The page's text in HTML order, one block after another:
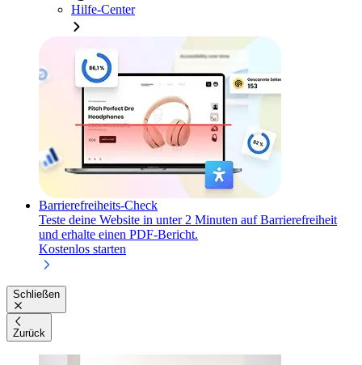
Hilfe-Center
Barrierefreiheits-Check
Teste deine Website in unter 2 Minuten auf Barrierefreiheit
und erhalte einen PDF-Bericht.
Kostenlos starten
Schließen
Zurück